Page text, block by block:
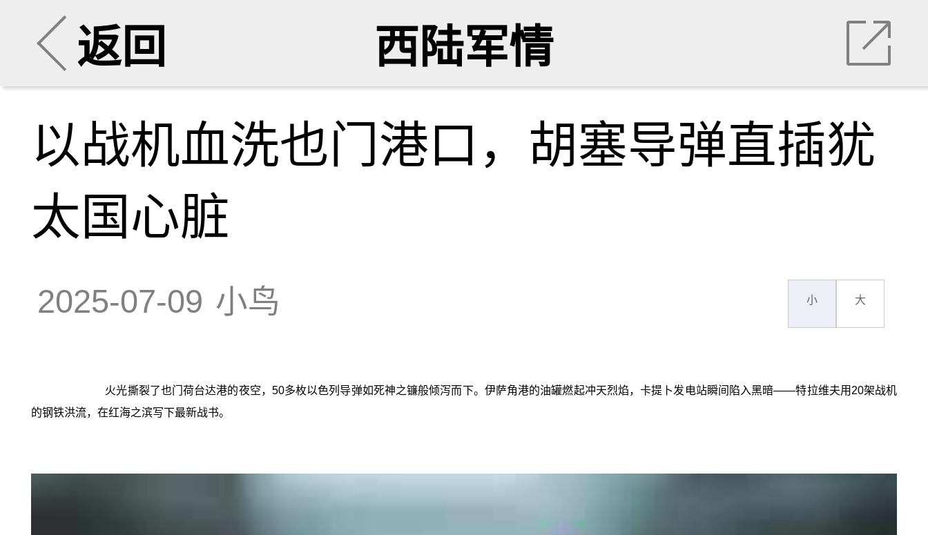
返回 西陆军情
以战机血洗也门港口，胡塞导弹直插犹
太国心脏
2025-07-09 小鸟 小 大
火光撕裂了也门荷台达港的夜空，50多枚以色列导弹如死神之镰般倾泻而下。伊萨角港的油罐燃起冲天烈焰，卡提卜发电站瞬间陷入黑暗——特拉维夫用20架战机
的钢铁洪流，在红海之滨写下最新战书。